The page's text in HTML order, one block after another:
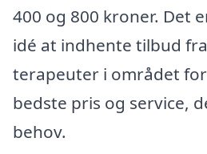
400 og 800 kroner. Det
idé at indhente tilbud
terapeuter i området
bedste pris og service,
behov.